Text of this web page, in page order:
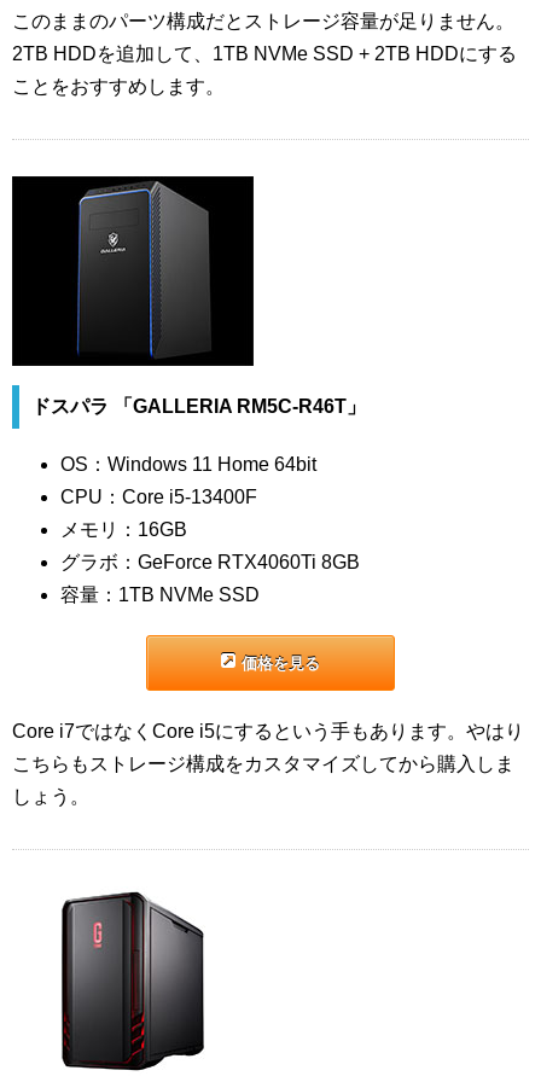
このままのパーツ構成だとストレージ容量が足りません。
2TB HDDを追加して、1TB NVMe SSD + 2TB HDDにする
ことをおすすめします。
ドスパラ 「GALLERIA RM5C-R46T」
OS：Windows 11 Home 64bit
CPU：Core i5-13400F
メモリ：16GB
グラボ：GeForce RTX4060Ti 8GB
容量：1TB NVMe SSD
価格を見る
Core i7ではなくCore i5にするという手もあります。やはり
こちらもストレージ構成をカスタマイズしてから購入しま
しょう。